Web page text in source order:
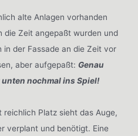
alte Anlagen vorhanden
die Zeit angepaßt wurden und
der Fassade an die Zeit vor
aber aufgepaßt: Genau
unten nochmal ins Spiel!
Platz sieht das Auge,
verplant und benötigt. Eine